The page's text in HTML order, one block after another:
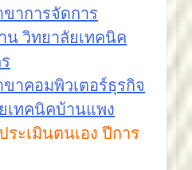
ขาการจัดการ
น วิทยาลัยเทคนิค
ขาคอมพิวเตอร์ธุรกิจ
เทคนิคบ้านแพง
ระเมินตนเอง ปีการ